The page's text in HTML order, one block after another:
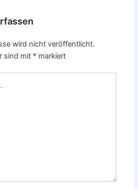
wird nicht veröffentlicht.
sind mit * markiert